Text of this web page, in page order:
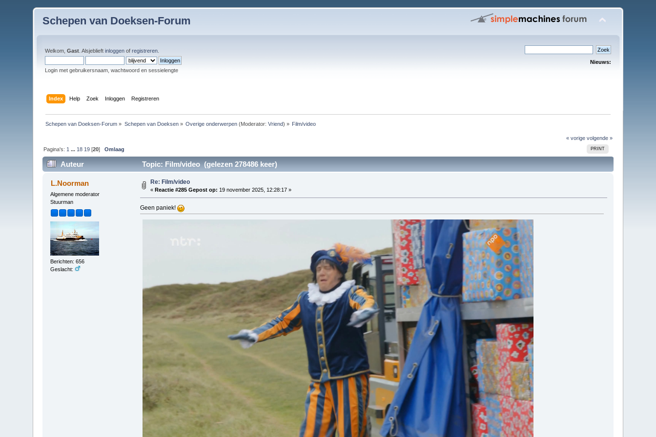
Schepen van Doeksen-Forum
Welkom,Gast . Alsjeblieftinloggen ofregistreren
Login met gebruikersnaam, wachtwoord en sessielengte
Nieuws:
Index Help Zoek Inloggen Registreren
Schepen van Doeksen-Forum » Schepen van Doeksen» Overige onderwerpen (Moderator:Vriend) » Film/video
« vorige volgende »
PRINT
Pagina's: 1 ... 18 19 [20]Omlaag
Auteur Topic: Film/video (gelezen 278486 keer)
L.Noorman
Algemene moderator
Stuurman
Berichten: 656
Geslacht:
Re: Film/video
« Reactie #285 Gepost op: 19 november 2025, 12:28:17 »
Geen paniek!